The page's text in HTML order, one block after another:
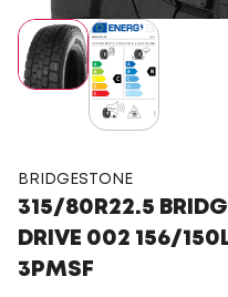
BRIDGESTONE
315/80R22.5
DRIVE 002 156/
3PMSF